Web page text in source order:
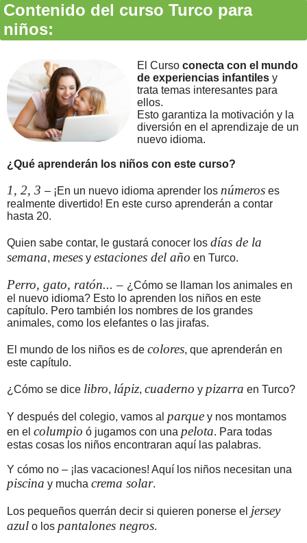
Contenido del curso Turco para
niños:
El Curso conecta con el mundo
de experiencias infantiles y
trata temas interesantes para
ellos.
Esto garantiza la motivación y la
diversión en el aprendizaje de un
nuevo idioma.
¿Qué aprenderán los niños con este curso?
1, 2, 3 – ¡En un nuevo idioma aprender los números es
realmente divertido! En este curso aprenderán a contar
hasta 20.
Quien sabe contar, le gustará conocer los días de la
semana, meses y estaciones del año en Turco.
Perro, gato, ratón... – ¿Cómo se llaman los animales en
el nuevo idioma? Esto lo aprenden los niños en este
capítulo. Pero también los nombres de los grandes
animales, como los elefantes o las jirafas.
El mundo de los niños es de colores, que aprenderán en
este capítulo.
¿Cómo se dice libro, lápiz, cuaderno y pizarra en Turco?
Y después del colegio, vamos al parque y nos montamos
en el columpio ó jugamos con una pelota. Para todas
estas cosas los niños encontraran aquí las palabras.
Y cómo no – ¡las vacaciones! Aquí los niños necesitan una
piscina y mucha crema solar.
Los pequeños querrán decir si quieren ponerse el jersey
azul o los pantalones negros.